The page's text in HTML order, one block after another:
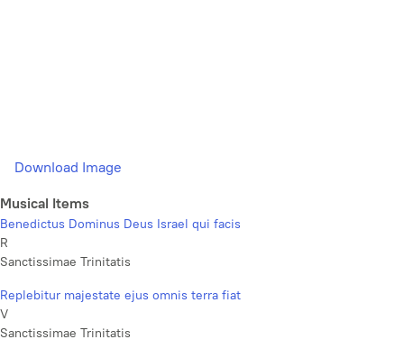
Download Image
Musical Items
Benedictus Dominus Deus Israel qui facis
R
Sanctissimae Trinitatis
Replebitur majestate ejus omnis terra fiat
V
Sanctissimae Trinitatis